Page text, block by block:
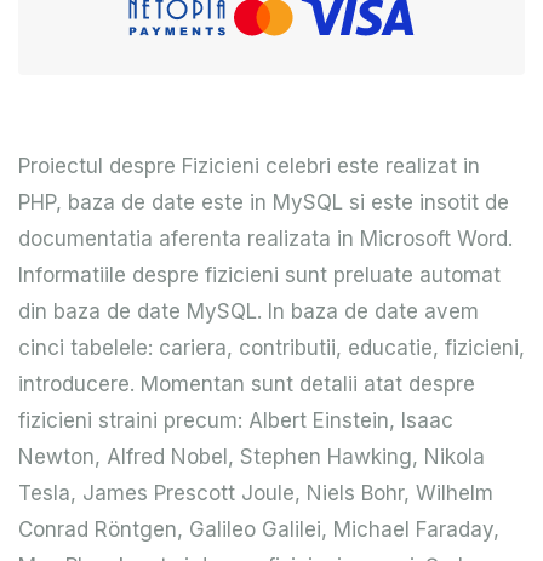
Proiectul despre Fizicieni celebri este realizat in
PHP, baza de date este in MySQL si este insotit de
documentatia aferenta realizata in Microsoft Word.
Informatiile despre fizicieni sunt preluate automat
din baza de date MySQL. In baza de date avem
cinci tabelele: cariera, contributii, educatie, fizicieni,
introducere. Momentan sunt detalii atat despre
fizicieni straini precum: Albert Einstein, Isaac
Newton, Alfred Nobel, Stephen Hawking, Nikola
Tesla, James Prescott Joule, Niels Bohr, Wilhelm
Conrad Röntgen, Galileo Galilei, Michael Faraday,